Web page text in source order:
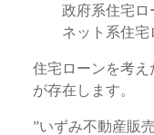
政府系住宅ロー
ネット系住宅
住宅ローンを考
が存在します。
”いずみ不動産販